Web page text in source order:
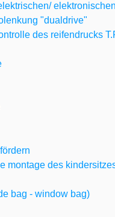
"dualdrive"
des reifendrucks
montage des
bag - window bag)